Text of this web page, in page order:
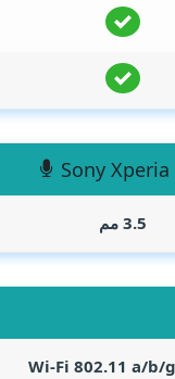
Sony
3.5 مم
Wi-Fi 802.11 a/b/